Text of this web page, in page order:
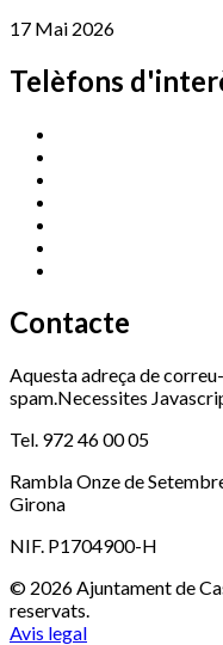
17 Mai 2026
Telèfons
Contacte
Aquesta adreça de
spam.Necessites
Tel. 972 46 00 05
Rambla Onze de
Girona
NIF. P1704900-H
© 2026 Ajuntament de
reservats.
Avis legal